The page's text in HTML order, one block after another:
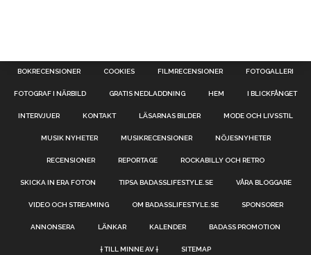
BOKRECENSIONER COOKIES FILMRECENSIONER FOTOGALLERI
FOTOGRAF I NÄRBILD GRATIS NEDLADDNING HEM I BLICKFÅNGET
INTERVJUER KONTAKT LÄSARNAS BILDER MODE OCH LIVSSTIL
MUSIK NYHETER MUSIKRECENSIONER NÖJESNYHETER
RECENSIONER REPORTAGE ROCKABILLY OCH RETRO
SKICKA IN ERA FOTON TIPSA BADASSLIFESTYLE.SE VÅRA BLOGGARE
VIDEO OCH STREAMING OM BADASSLIFESTYLE.SE SPONSORER
ANNONSERA LÄNKAR KALENDER BADASS PROMOTION
† TILL MINNE AV † SITEMAP